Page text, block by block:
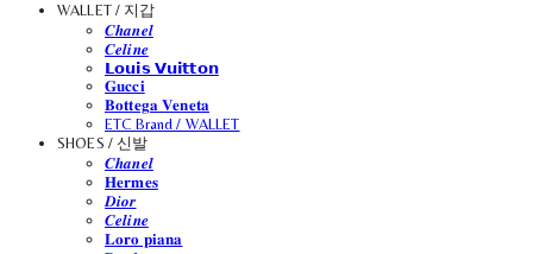
WALLET / 지갑
𝑪𝒉𝒂𝒏𝒆𝒍
𝑪𝒆𝒍𝒊𝒏𝒆
𝗟𝗼𝘂𝗶𝘀 𝗩𝘂𝗶𝘁𝘁𝗼𝗻
𝐆𝐮𝐜𝐜𝐢
𝐁𝐨𝐭𝐭𝐞𝐠𝐚 𝐕𝐞𝐧𝐞𝐭𝐚
ETC Brand / WALLET
SHOES / 신발
𝑪𝒉𝒂𝒏𝒆𝒍
𝐇𝐞𝐫𝐦𝐞𝐬
𝑫𝒊𝒐𝒓
𝑪𝒆𝒍𝒊𝒏𝒆
𝐋𝐨𝐫𝐨 𝐩𝐢𝐚𝐧𝐚